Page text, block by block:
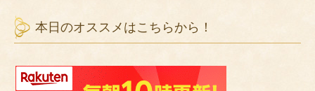
本日のオススメはこちらから！